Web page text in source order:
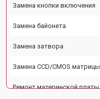
Замена кнопки включения
Замена байонета
Замена затвора
Замена CCD/CMOS матрицы
Ремонт материнской платы